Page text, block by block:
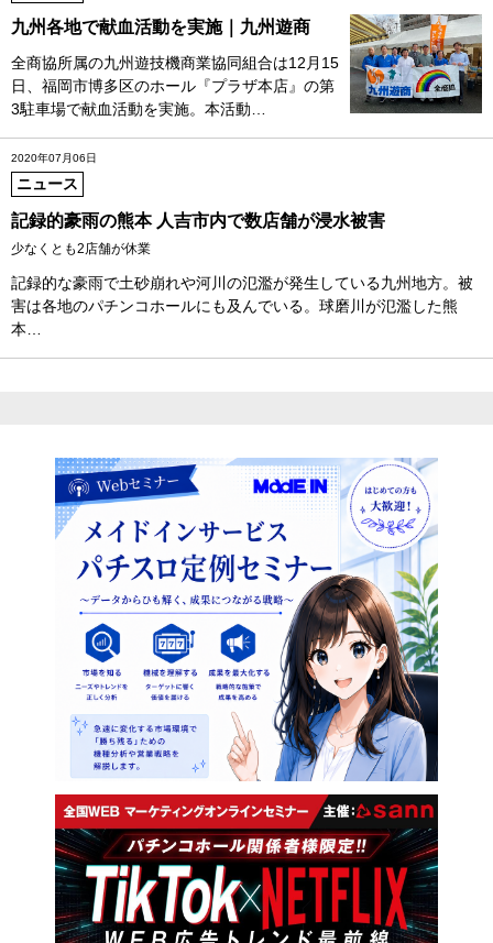
九州各地で献血活動を実施｜九州遊商
全商協所属の九州遊技機商業協同組合は12月15
日、福岡市博多区のホール『プラザ本店』の第
3駐車場で献血活動を実施。本活動…
2020年07月06日
ニュース
記録的豪雨の熊本 人吉市内で数店舗が浸水被害
少なくとも2店舗が休業
記録的な豪雨で土砂崩れや河川の氾濫が発生している九州地方。被
害は各地のパチンコホールにも及んでいる。球磨川が氾濫した熊
本…